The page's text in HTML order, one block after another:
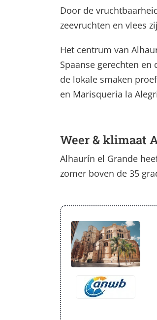
Door de
zeevruchten en vlees
Het centrum van
Spaanse gerechten
de lokale smaken
en Marisqueria la
Weer & klimaat
Alhaurín el Grande
zomer boven de 35